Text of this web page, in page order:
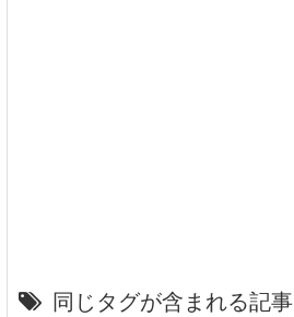
同じタグが含まれる記事